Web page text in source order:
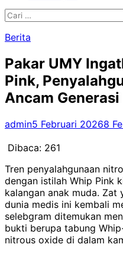
Cari
Berita
Pakar UMY
Pink,
Ancam Generasi
admin5 Februari 20268
Dibaca: 261
Tren penyalahgunaan
dengan istilah Whip Pink
kalangan anak muda. Zat
dunia medis ini kembali
selebgram ditemukan
bukti berupa tabung
nitrous oxide di dalam